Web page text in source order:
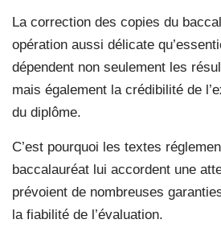
La correction des copies du
opération aussi délicate
dépendent non seulement les
mais également la crédibilité de
du diplôme.
C’est pourquoi les textes
baccalauréat lui accordent une
prévoient de nombreuses
la fiabilité de l’évaluation.